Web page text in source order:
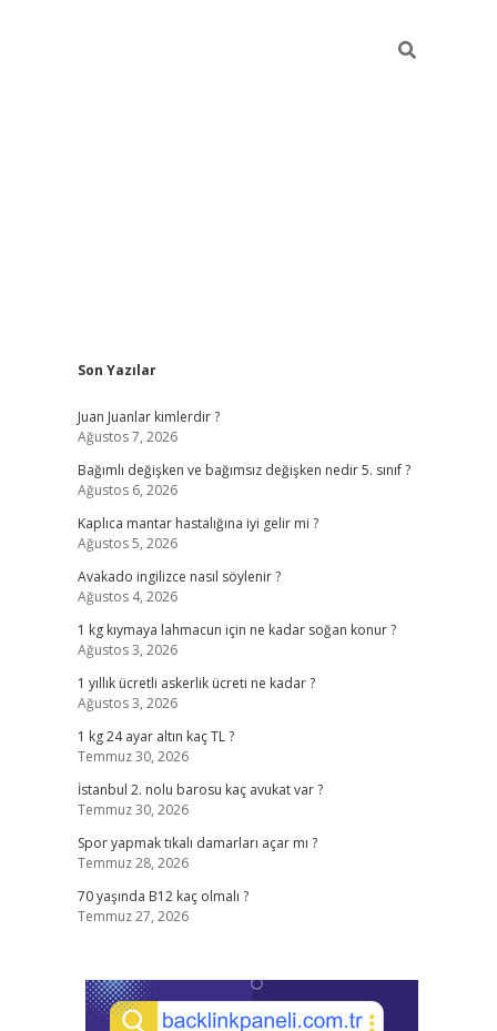
Sidebar
Son Yazılar
Juan Juanlar kimlerdir ?
Ağustos 7, 2026
Bağımlı değişken ve bağımsız değişken nedir 5. sınıf ?
Ağustos 6, 2026
Kaplıca mantar hastalığına iyi gelir mi ?
Ağustos 5, 2026
Avakado ingilizce nasıl söylenir ?
Ağustos 4, 2026
1 kg kıymaya lahmacun için ne kadar soğan konur ?
Ağustos 3, 2026
1 yıllık ücretli askerlik ücreti ne kadar ?
Ağustos 3, 2026
1 kg 24 ayar altın kaç TL ?
Temmuz 30, 2026
İstanbul 2. nolu barosu kaç avukat var ?
Temmuz 30, 2026
Spor yapmak tıkalı damarları açar mı ?
Temmuz 28, 2026
70 yaşında B12 kaç olmalı ?
Temmuz 27, 2026